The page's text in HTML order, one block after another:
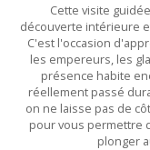
Cette visite
découverte intérieure
C'est l'occasion
les empereurs, les
présence habite
réellement passé
on ne laisse pas de
pour vous permettre
plonger